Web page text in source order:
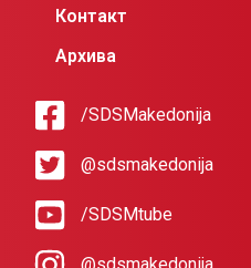
Контакт
Архива
/SDSMakedonija
@sdsmakedonija
/SDSMtube